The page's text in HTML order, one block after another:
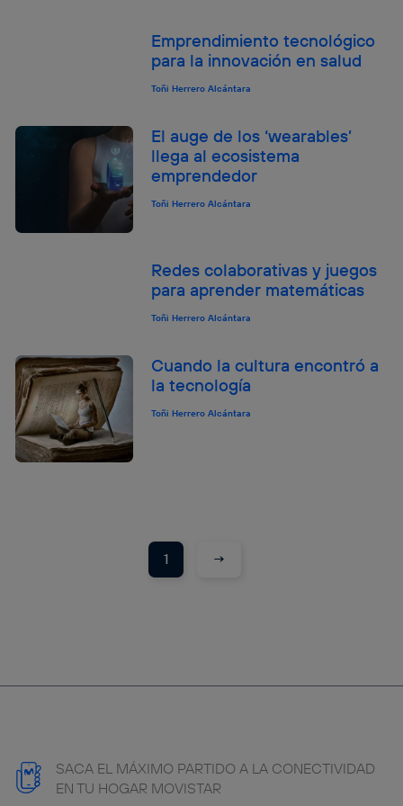
Emprendimiento tecnológico
para la innovación en salud
Toñi Herrero Alcántara
El auge de los ‘wearables’
llega al ecosistema
emprendedor
Toñi Herrero Alcántara
Redes colaborativas y juegos
para aprender matemáticas
Toñi Herrero Alcántara
Cuando la cultura encontró a
la tecnología
Toñi Herrero Alcántara
1 →
SACA EL MÁXIMO PARTIDO A LA CONECTIVIDAD
EN TU HOGAR MOVISTAR
actividades de navegación de los miembros del hogar
que hayan dado su consentimiento.
datos móviles , el marketing será más
personalizado, ya que se basará únicamente en la
Puedes gestionar los consentimientos Utiq seleccionando
“Administrar Utiq” en la parte inferior de esta página web o
visitando el
portal de privacidad de Utiq
(“consenthub”) . Para más información, consulta
política de privacidad de Utiq.